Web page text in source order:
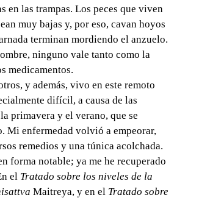
en las trampas. Los peces que viven
muy bajas y, por eso, cavan hoyos
terminan mordiendo el anzuelo.
ninguno vale tanto como la
medicamentos.
y además, vivo en este remoto
difícil, a causa de las
primavera y el verano, que se
Mi enfermedad volvió a empeorar,
remedios y una túnica acolchada.
forma notable; ya me he recuperado
el Tratado sobre los niveles de la
Maitreya, y en el Tratado sobre